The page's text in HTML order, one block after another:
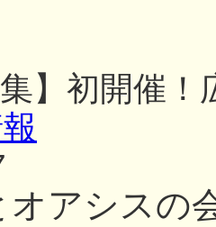
集】初開催
オアシスの